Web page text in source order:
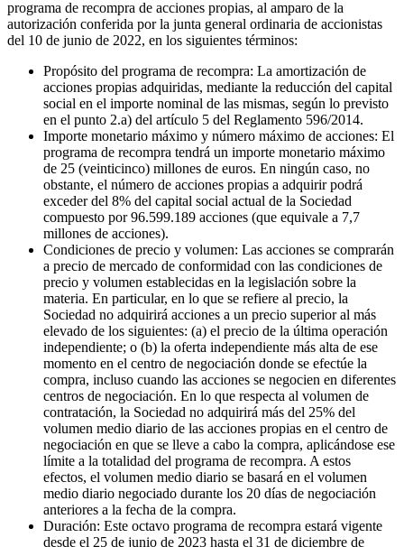
programa de recompra de acciones propias, al amparo de la
autorización conferida por la junta general ordinaria de accionistas
del 10 de junio de 2022, en los siguientes términos:
Propósito del programa de recompra: La amortización de
acciones propias adquiridas, mediante la reducción del capital
social en el importe nominal de las mismas, según lo previsto
en el punto 2.a) del artículo 5 del Reglamento 596/2014.
Importe monetario máximo y número máximo de acciones: El
programa de recompra tendrá un importe monetario máximo
de 25 (veinticinco) millones de euros. En ningún caso, no
obstante, el número de acciones propias a adquirir podrá
exceder del 8% del capital social actual de la Sociedad
compuesto por 96.599.189 acciones (que equivale a 7,7
millones de acciones).
Condiciones de precio y volumen: Las acciones se comprarán
a precio de mercado de conformidad con las condiciones de
precio y volumen establecidas en la legislación sobre la
materia. En particular, en lo que se refiere al precio, la
Sociedad no adquirirá acciones a un precio superior al más
elevado de los siguientes: (a) el precio de la última operación
independiente; o (b) la oferta independiente más alta de ese
momento en el centro de negociación donde se efectúe la
compra, incluso cuando las acciones se negocien en diferentes
centros de negociación. En lo que respecta al volumen de
contratación, la Sociedad no adquirirá más del 25% del
volumen medio diario de las acciones propias en el centro de
negociación en que se lleve a cabo la compra, aplicándose ese
límite a la totalidad del programa de recompra. A estos
efectos, el volumen medio diario se basará en el volumen
medio diario negociado durante los 20 días de negociación
anteriores a la fecha de la compra.
Duración: Este octavo programa de recompra estará vigente
desde el 25 de junio de 2023 hasta el 31 de diciembre de